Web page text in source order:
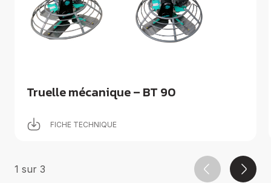
Truelle mécanique – BT 90
FICHE TECHNIQUE
1 sur 3